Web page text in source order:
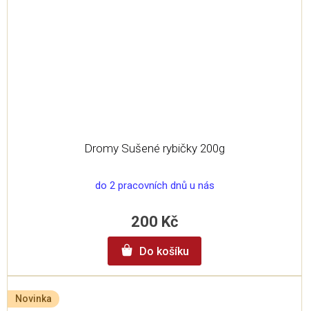
Dromy Sušené rybičky 200g
do 2 pracovních dnů u nás
200 Kč
Do košíku
Novinka